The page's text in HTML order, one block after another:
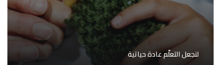
لنجعل التعلّم عادة حياتية